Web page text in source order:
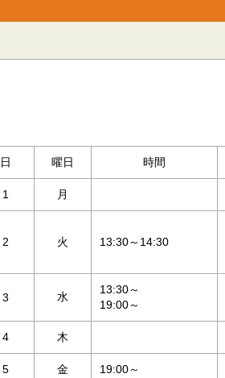
日 曜日 時間
1 月
2 火 13:30～14:30
3 水
13:30～
19:00～
4 木
5 金 19:00～